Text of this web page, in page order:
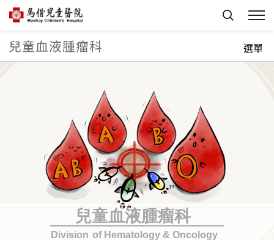
首頁 兒童血液腫瘤科
兒童血液腫瘤科 選單